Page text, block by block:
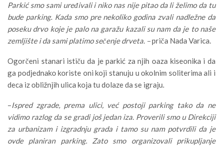
Parkić smo sami uređivali i niko nas nije pitao da li želimo da tu
bude parking. Kada smo pre nekoliko godina zvali nadležne da
poseku drvo koje je palo na garažu kazali su nam da je to naše
zemljište i da sami platimo sečenje drveta. –priča Nada Varica.
Ogorčeni stanari ističu da je parkić za njih oaza kiseonika i da
ga podjednako koriste oni koji stanuju u okolnim soliterima ali i
deca iz obližnjih ulica koja tu dolaze da se igraju.
–Ispred zgrade, prema ulici, već postoji parking tako da ne
vidimo razlog da se gradi još jedan iza. Proverili smo u Direkciji
za urbanizam i izgradnju grada i tamo su nam potvrdili da je
ovde planiran parking. Zato smo organizovali prikupljanje